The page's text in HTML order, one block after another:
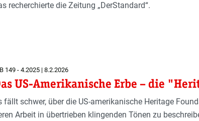
recherchierte die Zeitung „DerStandard“.
149 - 4.2025 | 8.2.2026
US-Amerikanische Erbe – die
fällt schwer, über die US-amerikanische Heritage
Arbeit in übertrieben klingenden Tönen zu